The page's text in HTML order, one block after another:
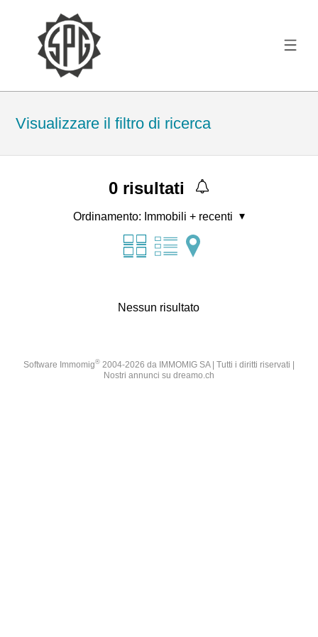
Visualizzare il filtro di ricerca
0risultati
Ordinamento: Immobili + recenti
Nessun risultato
Software Immomig® 2004-2026 da IMMOMIG SA | Tutti i diritti riservati |
Nostri annunci su dreamo.ch